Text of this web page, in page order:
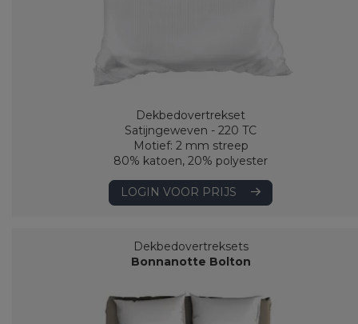
Dekbedovertrekset
Satijngeweven - 220 TC
Motief: 2 mm streep
80% katoen, 20% polyester
LOGIN VOOR PRIJS
Dekbedovertreksets
Bonnanotte Bolton